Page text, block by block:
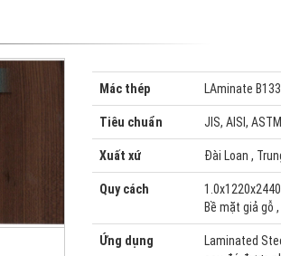
Mác thép LAminate B133
Tiêu chuẩn JIS, AISI, ASTM
Xuất xứ Đài Loan ,
Quy cách
Bề mặt giả gỗ ,
Ứng dụng
Laminated